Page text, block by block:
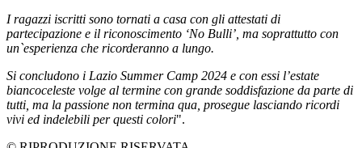
I ragazzi iscritti sono tornati a casa con gli attestati di
partecipazione e il riconoscimento ‘No Bulli’, ma soprattutto con
un`esperienza che ricorderanno a lungo.
Si concludono i Lazio Summer Camp 2024 e con essi l’estate
biancoceleste volge al termine con grande soddisfazione da parte di
tutti, ma la passione non termina qua, prosegue lasciando ricordi
vivi ed indelebili per questi colori".